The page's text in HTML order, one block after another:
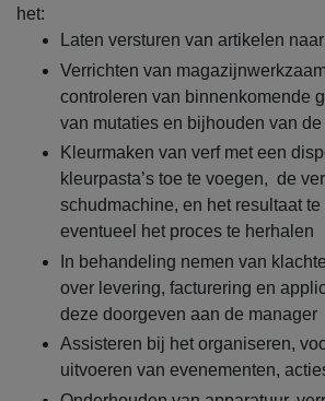
het:
Laten versturen van artikelen
Verrichten van
controleren van binnenkomende
van mutaties en bijhouden van de
Kleurmaken van verf met een
kleurpasta’s toe te voegen, de
schudmachine, en het resultaat
eventueel het proces te herhalen
In behandeling nemen van
over levering, facturering en
deze doorgeven aan de manager
Assisteren bij het organiseren,
uitvoeren van evenementen,